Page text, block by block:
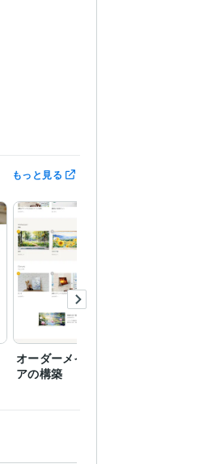
もっと見る
オーダーメイド壁紙スト
アの構築